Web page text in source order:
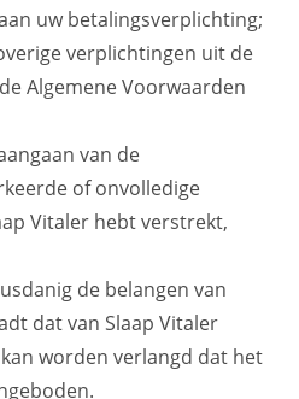
uw betalingsverplichting;
verplichtingen uit de
Algemene Voorwaarden
van de
of onvolledige
Vitaler hebt verstrekt,
de belangen van
dat van Slaap Vitaler
worden verlangd dat het